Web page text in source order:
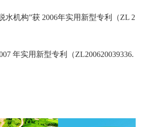
水机构”获 2006年实用新型专利（ZL 2
年实用新型专利（ZL200620039336.